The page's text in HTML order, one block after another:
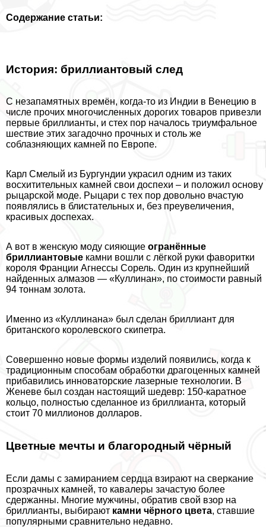
Содержание статьи:
История: бриллиантовый след
С незапамятных времён, когда-то из Индии в Венецию в
числе прочих многочисленных дорогих товаров привезли
первые бриллианты, и стех пор началось триумфальное
шествие этих загадочно прочных и столь же
coблaзняющих камней по Европе.
Карл Смелый из Бургундии украсил одним из таких
восхитительных камней свои доспехи – и положил основу
рыцарской моде. Рыцари с тех пор довольно вчастую
появлялись в блистательных и, без преувеличения,
красивых доспехах.
А вот в женскую моду сияющие огранённые
бриллиантовые камни вошли с лёгкой руки фаворитки
короля Франции Агнессы Сорель. Один из крупнейший
найденных алмaзoв — «Куллинан», по стоимости равный
94 тоннам золота.
Именно из «Куллинана» был сделан бриллиант для
британского королевского скипетра.
Совершенно новые формы изделий появились, когда к
традиционным способам обработки драгоценных камней
прибавились инноваторские лазерные технологии. В
Женеве был создан настоящий шедевр: 150-каратное
кольцо, полностью сделанное из бриллианта, который
стоит 70 миллионов долларов.
Цветные мечты и благородный чёрный
Если дамы с замиранием сердца взирают на сверкание
прозрачных камней, то кавалеры зачастую более
сдержанны. Многие мужчины, обратив свой взор на
бриллианты, выбирают камни чёрного цвета, ставшие
популярными сравнительно недавно.